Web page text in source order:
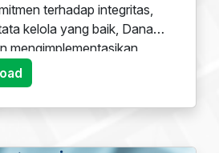
terhadap integritas,
kelola yang baik, Dana
mengimplementasikan
Anti Penyuapan (SMAP)
untuk mencegah,
Pegadaian.